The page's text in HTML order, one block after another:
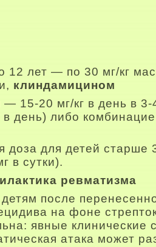
12 лет — по 30 мг/кг
клиндамицином
15-20 мг/кг в день в
день) либо
доза для детей старше
в сутки).
ревматизма
после
на фоне
явные
атака может